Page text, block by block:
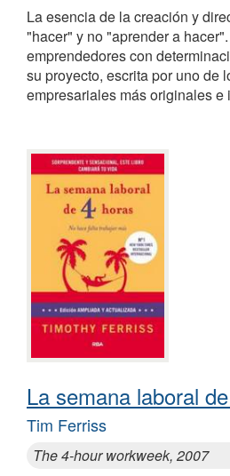
La esencia de la creación y
"hacer" y no "aprender a
emprendedores con
su proyecto, escrita por uno de
empresariales más originales e
La semana laboral
Tim Ferriss
The 4-hour workweek, 2007